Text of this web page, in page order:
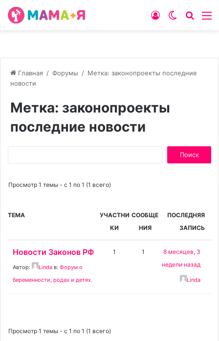
Switch
Войти
Главная / Форумы / Метка: законопроекты последние
новости
Метка: законопроекты
последние новости
Просмотр 1 темы - с 1 по 1 (1 всего)
ТЕМА
УЧАСТНИ
КИ
СООБЩЕ
НИЯ
ПОСЛЕДНЯЯ
ЗАПИСЬ
Новости Законов РФ
Автор: Linda в: Форум о
беременности, родах и детях.
1 1
8 месяцев, 3
недели назад
Linda
Просмотр 1 темы - с 1 по 1 (1 всего)